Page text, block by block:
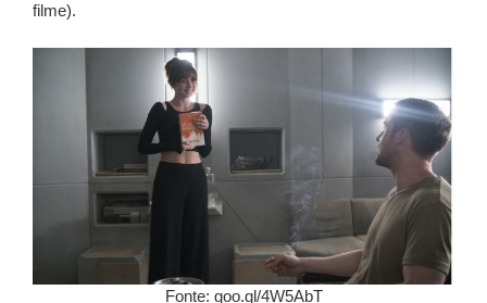
filme).
Fonte: goo.gl/4W5AbT